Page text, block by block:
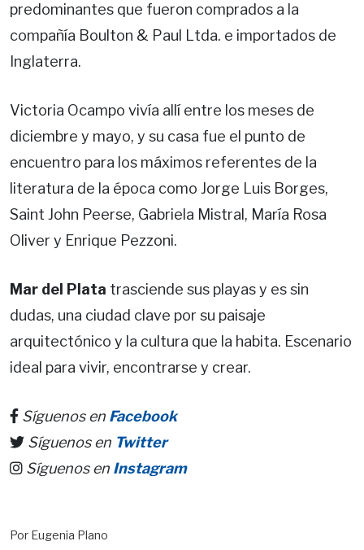
predominantes que fueron comprados a la
compañía Boulton & Paul Ltda. e importados de
Inglaterra.
Victoria Ocampo vivía allí entre los meses de
diciembre y mayo, y su casa fue el punto de
encuentro para los máximos referentes de la
literatura de la época como Jorge Luis Borges,
Saint John Peerse, Gabriela Mistral, María Rosa
Oliver y Enrique Pezzoni.
Mar del Plata trasciende sus playas y es sin
dudas, una ciudad clave por su paisaje
arquitectónico y la cultura que la habita. Escenario
ideal para vivir, encontrarse y crear.
Síguenos en Facebook
Síguenos en Twitter
Síguenos en Instagram
Por Eugenia Plano